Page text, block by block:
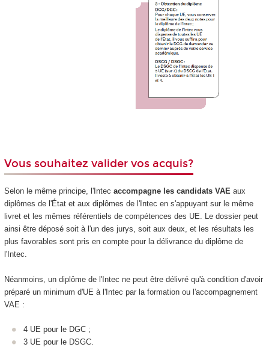
Vous souhaitez valider vos acquis?
Selon le même principe, l'Intec accompagne les candidats VAEaux
diplômes de l'État et aux diplômes de l'Intec en s'appuyant sur le même
livret et les mêmes référentiels de compétences des UE. Le dossier peut
ainsi être déposé soit à l'un des jurys, soit aux deux, et les résultats les
plus favorables sont pris en compte pour la délivrance du diplôme de
l'Intec.
Néanmoins, un diplôme de l'Intec ne peut être délivré qu'à condition d'avoir
préparé un minimum d'UE à l'Intec par la formation ou l'accompagnement
VAE :
4 UE pour le DGC ;
3 UE pour le DSGC.